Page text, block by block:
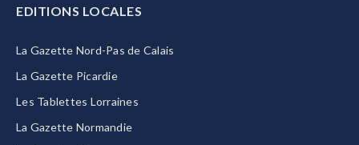
EDITIONS LOCALES
La Gazette Nord-Pas de Calais
La Gazette Picardie
Les Tablettes Lorraines
La Gazette Normandie